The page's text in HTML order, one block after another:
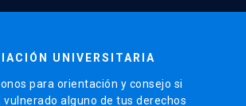
UNIVERSITARIA
para orientación y consejo si
vulnerado alguno de tus derechos